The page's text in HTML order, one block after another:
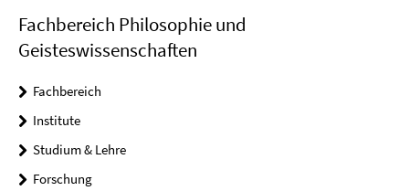
Fachbereich Philosophie und
Geisteswissenschaften
Fachbereich
Institute
Studium & Lehre
Forschung